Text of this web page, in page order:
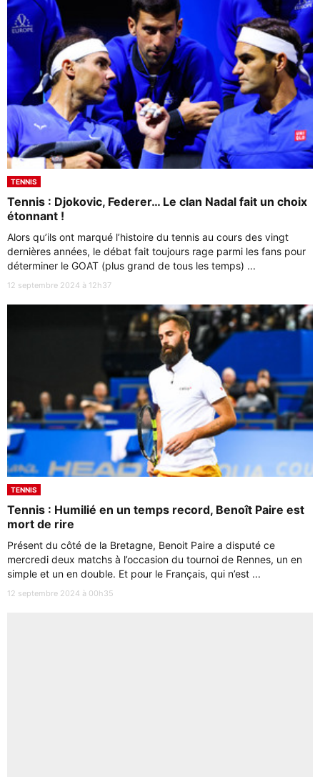
TENNIS
Tennis : Djokovic, Federer… Le clan Nadal fait un choix
étonnant !
Alors qu’ils ont marqué l’histoire du tennis au cours des vingt
dernières années, le débat fait toujours rage parmi les fans pour
déterminer le GOAT (plus grand de tous les temps) ...
12 septembre 2024 à 12h37
TENNIS
Tennis : Humilié en un temps record, Benoît Paire est
mort de rire
Présent du côté de la Bretagne, Benoit Paire a disputé ce
mercredi deux matchs à l’occasion du tournoi de Rennes, un en
simple et un en double. Et pour le Français, qui n’est ...
12 septembre 2024 à 00h35